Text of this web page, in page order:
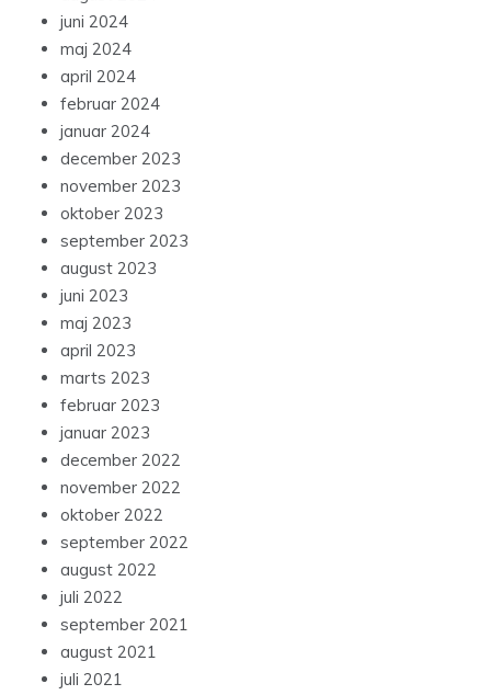
juni 2024
maj 2024
april 2024
februar 2024
januar 2024
december 2023
november 2023
oktober 2023
september 2023
august 2023
juni 2023
maj 2023
april 2023
marts 2023
februar 2023
januar 2023
december 2022
november 2022
oktober 2022
september 2022
august 2022
juli 2022
september 2021
august 2021
juli 2021